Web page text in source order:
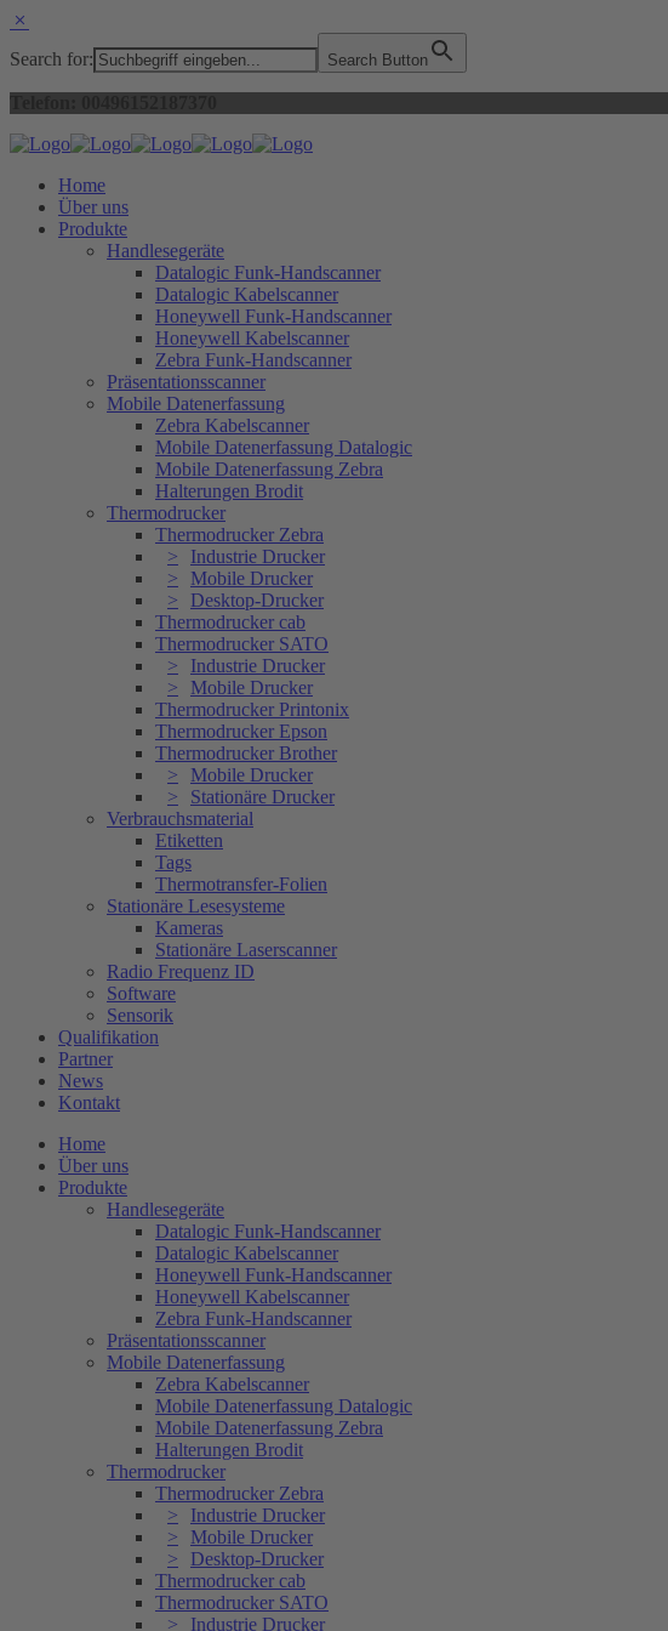
Search for: Search Button
Home
Über uns
Produkte
Handlesegeräte
Datalogic Funk-Handscanner
Datalogic Kabelscanner
Honeywell Funk-Handscanner
Honeywell Kabelscanner
Zebra Funk-Handscanner
Präsentationsscanner
Mobile Datenerfassung
Zebra Kabelscanner
Mobile Datenerfassung Datalogic
Mobile Datenerfassung Zebra
Halterungen Brodit
Thermodrucker
Thermodrucker Zebra
Industrie Drucker
Mobile Drucker
Desktop-Drucker
Thermodrucker cab
Thermodrucker SATO
Industrie Drucker
Mobile Drucker
Thermodrucker Printonix
Thermodrucker Epson
Thermodrucker Brother
Mobile Drucker
Stationäre Drucker
Verbrauchsmaterial
Etiketten
Tags
Thermotransfer-Folien
Stationäre Lesesysteme
Kameras
Stationäre Laserscanner
Radio Frequenz ID
Software
Sensorik
Qualifikation
Partner
News
Kontakt
Home
Über uns
Produkte
Handlesegeräte
Datalogic Funk-Handscanner
Datalogic Kabelscanner
Honeywell Funk-Handscanner
Honeywell Kabelscanner
Zebra Funk-Handscanner
Präsentationsscanner
Mobile Datenerfassung
Zebra Kabelscanner
Mobile Datenerfassung Datalogic
Mobile Datenerfassung Zebra
Halterungen Brodit
Thermodrucker
Thermodrucker Zebra
Industrie Drucker
Mobile Drucker
Desktop-Drucker
Thermodrucker cab
Thermodrucker SATO
Industrie Drucker